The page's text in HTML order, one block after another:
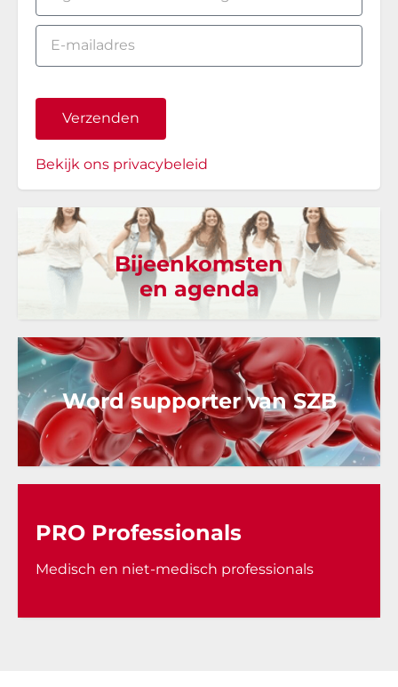
Verzenden
Bekijk ons privacybeleid
Bijeenkomsten
en agenda
Word supporter van SZB
PRO Professionals
Medisch en niet-medisch professionals